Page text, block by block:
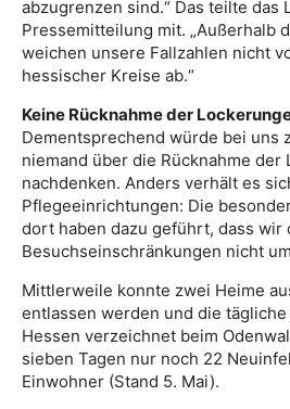
abzugrenzen sind.“ Das teilte das
Pressemitteilung mit. „Außerhalb
weichen unsere Fallzahlen nicht
hessischer Kreise ab.“
Keine Rücknahme der
Dementsprechend würde bei uns
niemand über die Rücknahme der
nachdenken. Anders verhält es
Pflegeeinrichtungen: Die
dort haben dazu geführt, dass wir
Besuchseinschränkungen nicht
Mittlerweile konnte zwei Heime
entlassen werden und die
Hessen verzeichnet beim
sieben Tagen nur noch 22
Einwohner (Stand 5. Mai).